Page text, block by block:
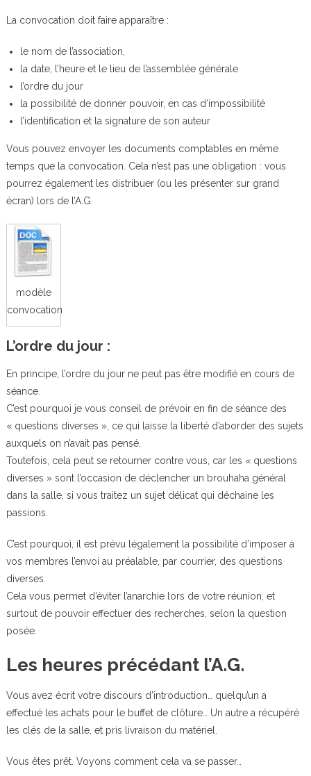
La convocation doit faire apparaître :
le nom de l’association,
la date, l’heure et le lieu de l’assemblée générale
l’ordre du jour
la possibilité de donner pouvoir, en cas d’impossibilité
l’identification et la signature de son auteur
Vous pouvez envoyer les documents comptables en même
temps que la convocation. Cela n’est pas une obligation : vous
pourrez également les distribuer (ou les présenter sur grand
écran) lors de l’A.G.
modèle
convocation
L’ordre du jour :
En principe, l’ordre du jour ne peut pas être modifié en cours de
séance.
C’est pourquoi je vous conseil de prévoir en fin de séance des
« questions diverses », ce qui laisse la liberté d’aborder des sujets
auxquels on n’avait pas pensé.
Toutefois, cela peut se retourner contre vous, car les « questions
diverses » sont l’occasion de déclencher un brouhaha général
dans la salle, si vous traitez un sujet délicat qui déchaine les
passions.
C’est pourquoi, il est prévu légalement la possibilité d’imposer à
vos membres l’envoi au préalable, par courrier, des questions
diverses.
Cela vous permet d’éviter l’anarchie lors de votre réunion, et
surtout de pouvoir effectuer des recherches, selon la question
posée.
Les heures précédant l’A.G.
Vous avez écrit votre discours d’introduction… quelqu’un a
effectué les achats pour le buffet de clôture… Un autre a récupéré
les clés de la salle, et pris livraison du matériel.
Vous êtes prêt. Voyons comment cela va se passer…